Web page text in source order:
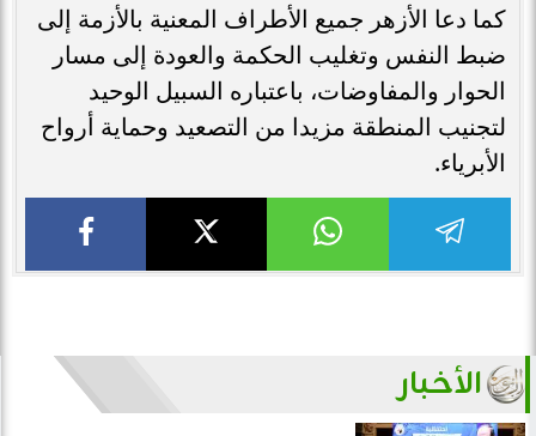
كما دعا الأزهر جميع الأطراف المعنية بالأزمة إلى
ضبط النفس وتغليب الحكمة والعودة إلى مسار
الحوار والمفاوضات، باعتباره السبيل الوحيد
لتجنيب المنطقة مزيدا من التصعيد وحماية أرواح
الأبرياء.
الأخبار